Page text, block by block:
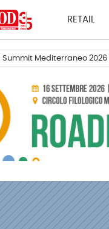
RETAIL
Summit Mediterraneo 2026